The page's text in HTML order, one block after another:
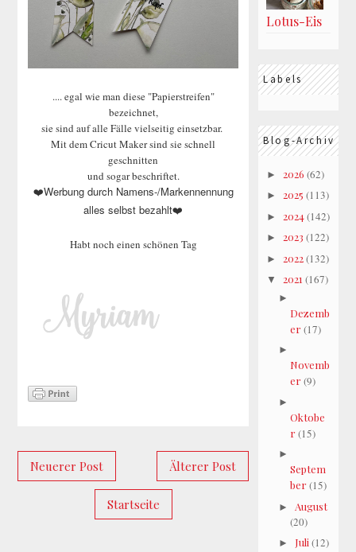
.... egal wie man diese "Papierstreifen"
bezeichnet,
sie sind auf alle Fälle vielseitig einsetzbar.
Mit dem Cricut Maker sind sie schnell
geschnitten
und sogar beschriftet.
❤️Werbung durch Namens-/Markennennung
alles selbst bezahlt❤️
Habt noch einen schönen Tag
Neuerer Post Älterer Post
Startseite
Lotus-Eis
Labels
Blog-Archiv
► 2026 (62)
► 2025 (113)
► 2024(142)
► 2023 (122)
► 2022(132)
▼ 2021 (167)
►
Dezemb
er(17)
►
Novemb
er(9)
►
Oktobe
r(15)
►
Septem
ber(15)
► August
(20)
► Juli (12)